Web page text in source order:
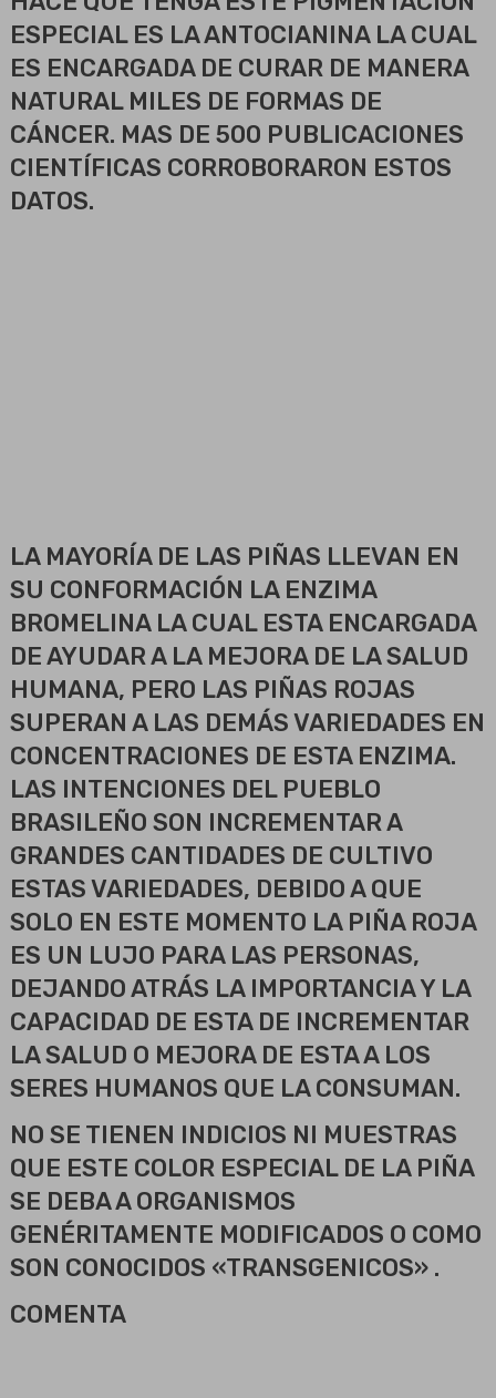
ESPECIAL ES LA ANTOCIANINA LA CUAL
ES ENCARGADA DE CURAR DE MANERA
NATURAL MILES DE FORMAS DE
CÁNCER. MAS DE 500 PUBLICACIONES
CIENTÍFICAS CORROBORARON ESTOS
DATOS.
LA MAYORÍA DE LAS PIÑAS LLEVAN EN
SU CONFORMACIÓN LA ENZIMA
BROMELINA LA CUAL ESTA ENCARGADA
DE AYUDAR A LA MEJORA DE LA SALUD
HUMANA, PERO LAS PIÑAS ROJAS
SUPERAN A LAS DEMÁS VARIEDADES EN
CONCENTRACIONES DE ESTA ENZIMA.
LAS INTENCIONES DEL PUEBLO
BRASILEÑO SON INCREMENTAR A
GRANDES CANTIDADES DE CULTIVO
ESTAS VARIEDADES, DEBIDO A QUE
SOLO EN ESTE MOMENTO LA PIÑA ROJA
ES UN LUJO PARA LAS PERSONAS,
DEJANDO ATRÁS LA IMPORTANCIA Y LA
CAPACIDAD DE ESTA DE INCREMENTAR
LA SALUD O MEJORA DE ESTA A LOS
SERES HUMANOS QUE LA CONSUMAN.
NO SE TIENEN INDICIOS NI MUESTRAS
QUE ESTE COLOR ESPECIAL DE LA PIÑA
SE DEBA A ORGANISMOS
GENÉRITAMENTE MODIFICADOS O COMO
SON CONOCIDOS «TRANSGENICOS» .
COMENTA